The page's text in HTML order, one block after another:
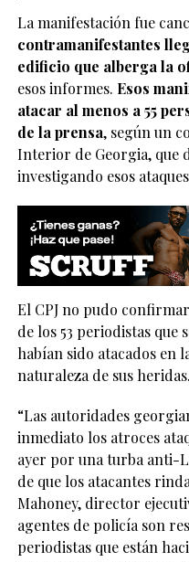
La manifestación fue
contramanifestantes
edificio que alberga la
esos informes. Esos
atacar al menos a 55
de la prensa, según un
Interior de Georgia, que
investigando esos
El CPJ no pudo
de los 53 periodistas
habían sido atacados en
naturaleza de sus heridas.
“Las autoridades
inmediato los atroces
ayer por una turba anti-
de que los atacantes
Mahoney, director
agentes de policía son
periodistas que están